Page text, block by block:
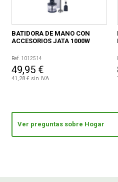
BATIDORA DE MANO CON
ACCESORIOS JATA 1000W
Ref. 1012514
49,95 €
41,28 € sin IVA
Ver preguntas sobre Hogar